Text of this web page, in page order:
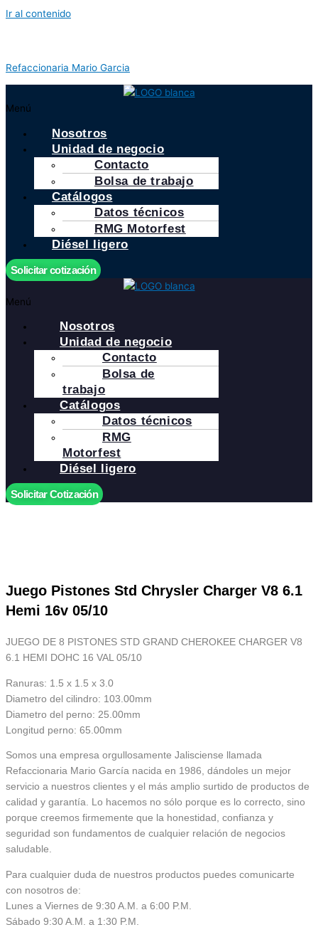
Ir al contenido
Refaccionaria Mario Garcia
Menú
Nosotros
Unidad de negocio
Contacto
Bolsa de trabajo
Catálogos
Datos técnicos
RMG Motorfest
Diésel ligero
Solicitar cotización
Menú
Nosotros
Unidad de negocio
Contacto
Bolsa de
trabajo
Catálogos
Datos técnicos
RMG
Motorfest
Diésel ligero
Solicitar Cotización
Juego Pistones Std Chrysler Charger V8 6.1
Hemi 16v 05/10
JUEGO DE 8 PISTONES STD GRAND CHEROKEE CHARGER V8
6.1 HEMI DOHC 16 VAL 05/10
Ranuras: 1.5 x 1.5 x 3.0
Diametro del cilindro: 103.00mm
Diametro del perno: 25.00mm
Longitud perno: 65.00mm
Somos una empresa orgullosamente Jalisciense llamada
Refaccionaria Mario García nacida en 1986, dándoles un mejor
servicio a nuestros clientes y el más amplio surtido de productos de
calidad y garantía. Lo hacemos no sólo porque es lo correcto, sino
porque creemos firmemente que la honestidad, confianza y
seguridad son fundamentos de cualquier relación de negocios
saludable.
Para cualquier duda de nuestros productos puedes comunicarte
con nosotros de:
Lunes a Viernes de 9:30 A.M. a 6:00 P.M.
Sábado 9:30 A.M. a 1:30 P.M.